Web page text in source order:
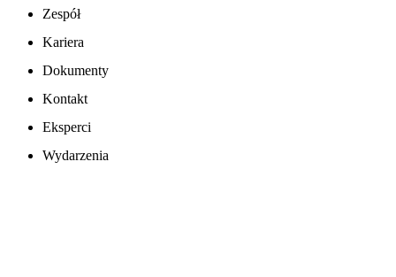
Zespół
Kariera
Dokumenty
Kontakt
Eksperci
Wydarzenia